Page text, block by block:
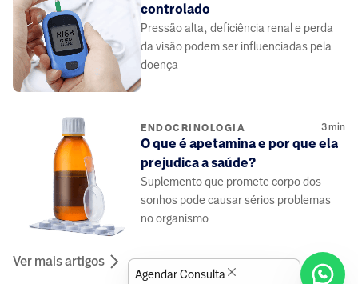
controlado
Pressão alta, deficiência renal e perda
da visão podem ser influenciadas pela
doença
ENDOCRINOLOGIA 3min
O que é apetamina e por que ela
prejudica a saúde?
Suplemento que promete corpo dos
sonhos pode causar sérios problemas
no organismo
Ver mais artigos
Agendar Consulta